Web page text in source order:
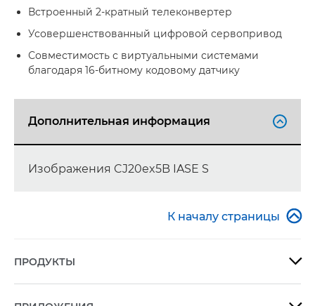
Встроенный 2-кратный телеконвертер
Усовершенствованный цифровой сервопривод
Совместимость с виртуальными системами
благодаря 16-битному кодовому датчику
Дополнительная информация 
Изображения CJ20ex5B IASE S
К началу страницы 
ПРОДУКТЫ 